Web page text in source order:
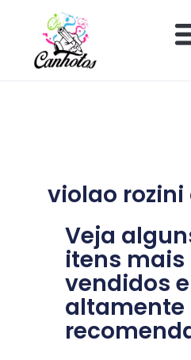
violao
Veja
itens mais
vendidos e
altamente